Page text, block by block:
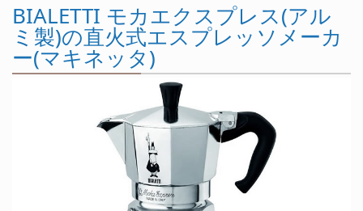
BIALETTI モカエクスプレス(アル
ミ製)の直火式エスプレッソメーカ
ー(マキネッタ)